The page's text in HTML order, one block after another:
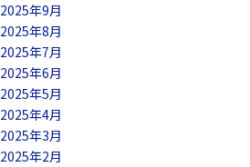
2025年9月
2025年8月
2025年7月
2025年6月
2025年5月
2025年4月
2025年3月
2025年2月